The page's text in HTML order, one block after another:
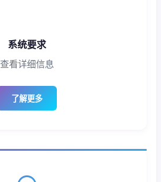
系统要求
查看详细信息
了解更多